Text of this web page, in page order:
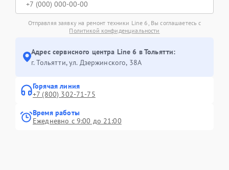
Отправляя заявку на ремонт техники Line 6, Вы соглашаетесь с
Политикой конфиденциальности
Адрес сервисного центра Line 6 в Тольятти:
г. Тольятти, ул. Дзержинского, 38А
Горячая линия
+7 (800) 302-71-75
Время работы
Ежедневно с 9:00 до 21:00